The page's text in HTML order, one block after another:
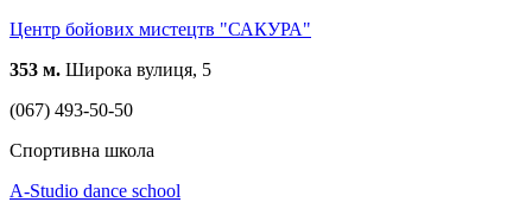
Центр бойових мистецтв "САКУРА"
353 м. Широка вулиця, 5
(067) 493-50-50
Спортивна школа
A-Studio dancе school